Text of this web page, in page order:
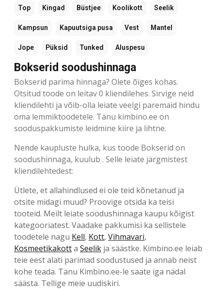
Top Kingad Büstjee Koolikott Seelik
Kampsun Kapuutsiga pusa Vest Mantel
Jope Püksid Tunked Aluspesu
Bokserid soodushinnaga
Bokserid parima hinnaga? Olete õiges kohas.
Otsitud toode on leitav 0 kliendilehes. Sirvige neid
kliendilehti ja võib-olla leiate veelgi paremaid hindu
oma lemmiktoodetele. Tänu kimbino.ee on
sooduspakkumiste leidmine kiire ja lihtne.
Nende kaupluste hulka, kus toode Bokserid on
soodushinnaga, kuulub . Selle leiate järgmistest
kliendilehtedest:
Ütlete, et allahindlused ei ole teid kõnetanud ja
otsite midagi muud? Proovige otsida ka teisi
tooteid. Meilt leiate soodushinnaga kaupu kõigist
kategooriatest. Vaadake pakkumisi ka sellistele
toodetele nagu Kell, Kott, Vihmavari,
Kosmeetikakotta Seelik ja säästke. Kimbino.ee leiab
teie eest alati parimad soodustused ja annab neist
kohe teada. Tänu Kimbino.ee-le saate iga nädal
säästa. Tellige meie uudiskiri.